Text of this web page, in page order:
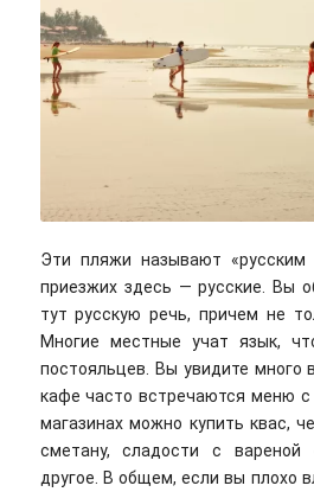
( d f y b )
Эти пляжи называют «русским
приезжих здесь — русские. Вы
тут русскую речь, причем не
Многие местные учат язык,
постояльцев. Вы увидите много
кафе часто встречаются меню
магазинах можно купить квас,
сметану, сладости с вареной
другое. В общем, если вы плохо